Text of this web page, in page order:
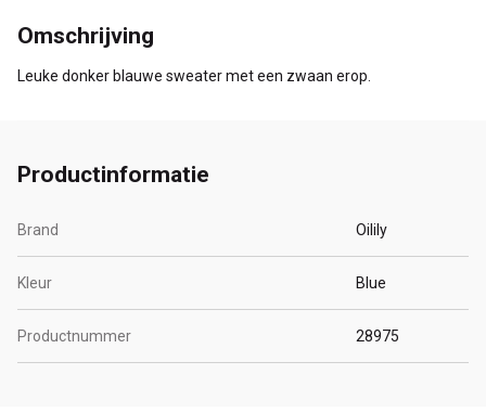
Omschrijving
Leuke donker blauwe sweater met een zwaan erop.
Productinformatie
Brand Oilily
Kleur Blue
Productnummer 28975